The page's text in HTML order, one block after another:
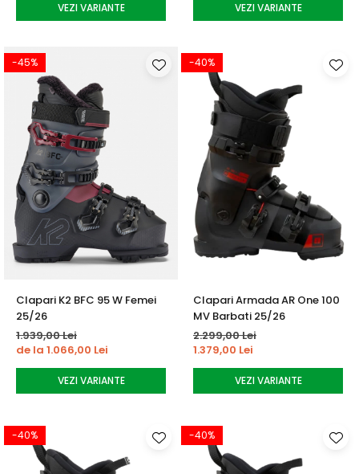
VEZI VARIANTE VEZI VARIANTE
-45%
Clapari K2 BFC 95 W Femei
25/26
1.939,00 Lei
de la 1.066,00 Lei
VEZI VARIANTE
-40%
Clapari Armada AR One 100
MV Barbati 25/26
2.299,00 Lei
1.379,00 Lei
VEZI VARIANTE
-40% -40%